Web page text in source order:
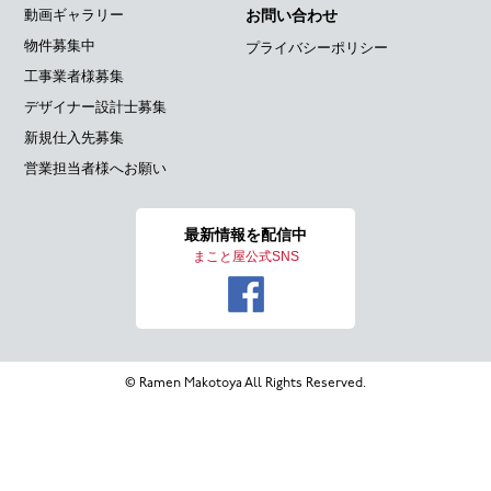
動画ギャラリー
物件募集中
工事業者様募集
デザイナー設計士募集
新規仕入先募集
営業担当者様へお願い
お問い合わせ
プライバシーポリシー
最新情報を配信中
まこと屋公式SNS
© Ramen Makotoya All Rights Reserved.